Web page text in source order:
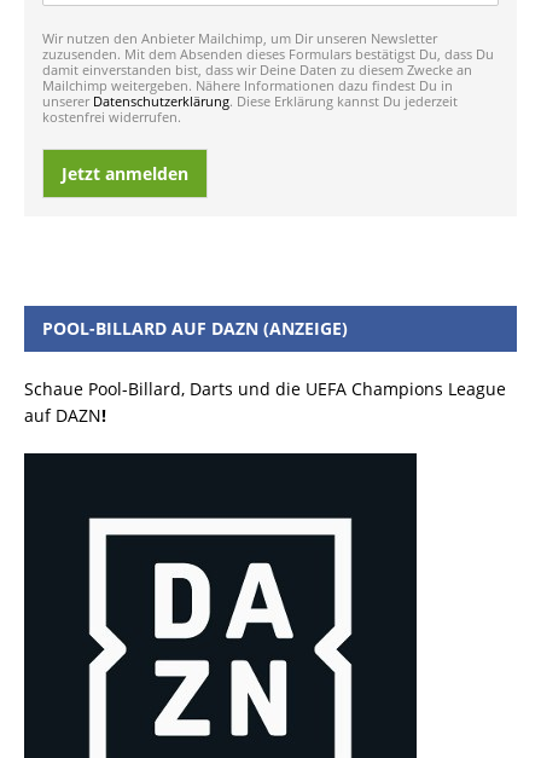
Wir nutzen den Anbieter Mailchimp, um Dir unseren Newsletter
zuzusenden. Mit dem Absenden dieses Formulars bestätigst Du, dass Du
damit einverstanden bist, dass wir Deine Daten zu diesem Zwecke an
Mailchimp weitergeben. Nähere Informationen dazu findest Du in
unserer Datenschutzerklärung. Diese Erklärung kannst Du jederzeit
kostenfrei widerrufen.
Jetzt anmelden
POOL-BILLARD AUF DAZN (ANZEIGE)
Schaue Pool-Billard, Darts und die UEFA Champions League
auf DAZN!